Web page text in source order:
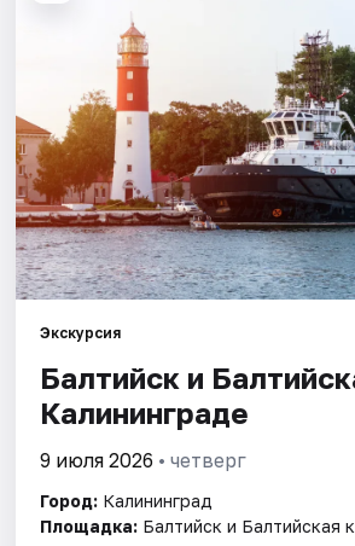
Экскурсии
Спорт
События
Города
Артисты
Рейтинги
Экскурсия
Балтийск и
Калининграде
9 июля 2026 • четверг
Город: Калининград
Площадка: Балтийск и Балтийская